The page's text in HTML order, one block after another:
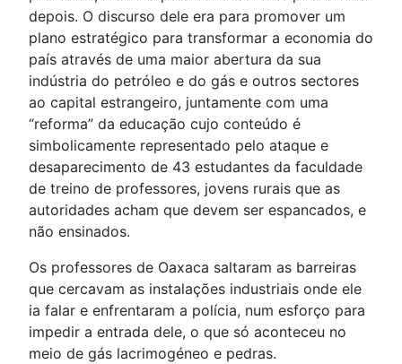
depois. O discurso dele era para promover um
plano estratégico para transformar a economia do
país através de uma maior abertura da sua
indústria do petróleo e do gás e outros sectores
ao capital estrangeiro, juntamente com uma
“reforma” da educação cujo conteúdo é
simbolicamente representado pelo ataque e
desaparecimento de 43 estudantes da faculdade
de treino de professores, jovens rurais que as
autoridades acham que devem ser espancados, e
não ensinados.
Os professores de Oaxaca saltaram as barreiras
que cercavam as instalações industriais onde ele
ia falar e enfrentaram a polícia, num esforço para
impedir a entrada dele, o que só aconteceu no
meio de gás lacrimogéneo e pedras.